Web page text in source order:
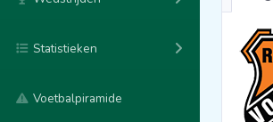
Statistieken
Voetbalpiramide